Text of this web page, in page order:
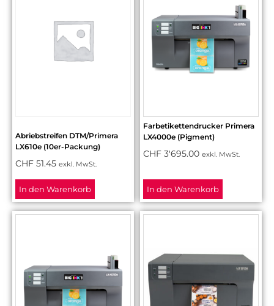
Abriebstreifen DTM/Primera
LX610e (10er-Packung)
CHF 51.45 exkl. MwSt.
In den Warenkorb
Farbetikettendrucker Primera
LX4000e (Pigment)
CHF 3'695.00 exkl. MwSt.
In den Warenkorb